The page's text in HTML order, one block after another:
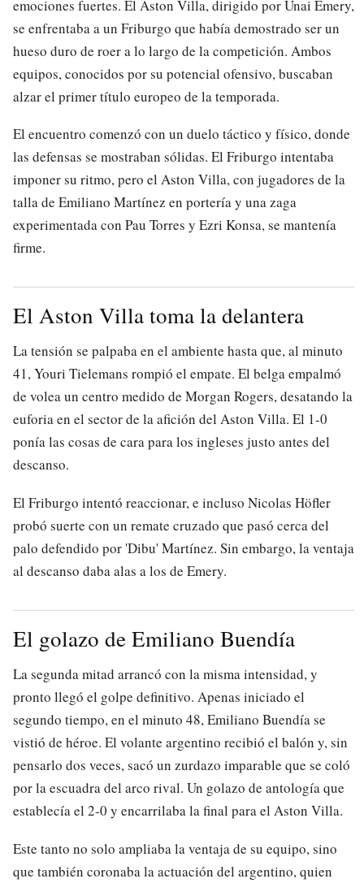
emociones fuertes. El Aston Villa, dirigido por Unai Emery,
se enfrentaba a un Friburgo que había demostrado ser un
hueso duro de roer a lo largo de la competición. Ambos
equipos, conocidos por su potencial ofensivo, buscaban
alzar el primer título europeo de la temporada.
El encuentro comenzó con un duelo táctico y físico, donde
las defensas se mostraban sólidas. El Friburgo intentaba
imponer su ritmo, pero el Aston Villa, con jugadores de la
talla de Emiliano Martínez en portería y una zaga
experimentada con Pau Torres y Ezri Konsa, se mantenía
firme.
El Aston Villa toma la delantera
La tensión se palpaba en el ambiente hasta que, al minuto
41, Youri Tielemans rompió el empate. El belga empalmó
de volea un centro medido de Morgan Rogers, desatando la
euforia en el sector de la afición del Aston Villa. El 1-0
ponía las cosas de cara para los ingleses justo antes del
descanso.
El Friburgo intentó reaccionar, e incluso Nicolas Höfler
probó suerte con un remate cruzado que pasó cerca del
palo defendido por 'Dibu' Martínez. Sin embargo, la ventaja
al descanso daba alas a los de Emery.
El golazo de Emiliano Buendía
La segunda mitad arrancó con la misma intensidad, y
pronto llegó el golpe definitivo. Apenas iniciado el
segundo tiempo, en el minuto 48, Emiliano Buendía se
vistió de héroe. El volante argentino recibió el balón y, sin
pensarlo dos veces, sacó un zurdazo imparable que se coló
por la escuadra del arco rival. Un golazo de antología que
establecía el 2-0 y encarrilaba la final para el Aston Villa.
Este tanto no solo ampliaba la ventaja de su equipo, sino
que también coronaba la actuación del argentino, quien